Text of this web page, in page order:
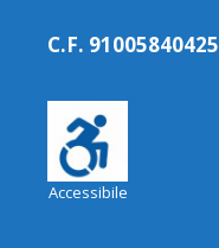
C.F. 91005840425
Accessibile